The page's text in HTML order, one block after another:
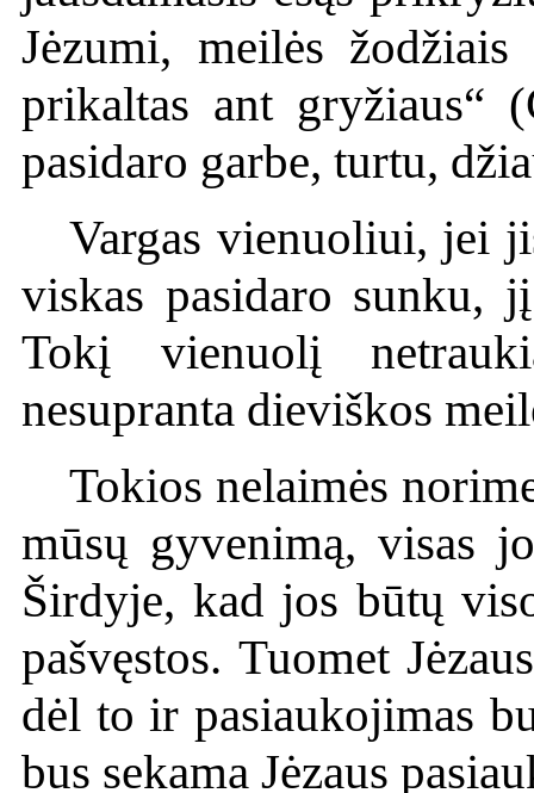
Jėzumi, meilės
prikaltas ant gryžiaus“
pasidaro garbe, turtu,
Vargas vienuoliui, jei
viskas pasidaro sunku,
Tokį vienuolį
nesupranta dieviškos
Tokios nelaimės
mūsų gyvenimą, visas
Širdyje, kad jos būtų
pašvęstos. Tuomet
dėl to ir pasiaukojimas
bus sekama Jėzaus